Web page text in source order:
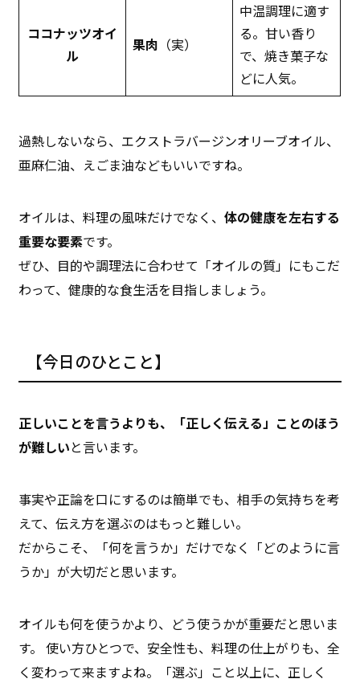
ココナッツオイ
ル
果肉 （実）
中温調理に適す
る。甘い香り
で、焼き菓子な
どに人気。
過熱しないなら、エクストラバージンオリーブオイル、
亜麻仁油、えごま油などもいいですね。
オイルは、料理の風味だけでなく、体の健康を左右する
重要な要素です。
ぜひ、目的や調理法に合わせて「オイルの質」にもこだ
わって、健康的な食生活を目指しましょう。
【今日のひとこと】
正しいことを言うよりも、「正しく伝える」ことのほう
が難しいと言います。
事実や正論を口にするのは簡単でも、相手の気持ちを考
えて、伝え方を選ぶのはもっと難しい。
だからこそ、「何を言うか」だけでなく「どのように言
うか」が大切だと思います。
オイルも何を使うかより、どう使うかが重要だと思いま
す。 使い方ひとつで、安全性も、料理の仕上がりも、全
く変わって来ますよね。「選ぶ」こと以上に、正しく